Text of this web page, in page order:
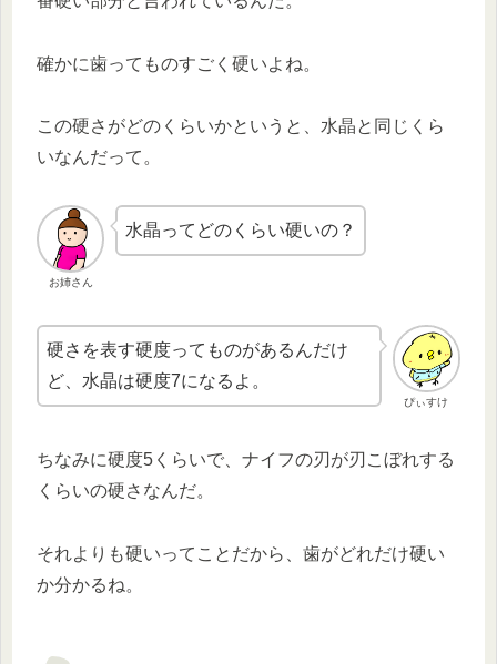
確かに歯ってものすごく硬いよね。
この硬さがどのくらいかというと、水晶と同じくら
いなんだって。
お姉さん
水晶ってどのくらい硬いの？
ぴぃすけ
硬さを表す硬度ってものがあるんだけ
ど、水晶は硬度7になるよ。
ちなみに硬度5くらいで、ナイフの刃が刃こぼれする
くらいの硬さなんだ。
それよりも硬いってことだから、歯がどれだけ硬い
か分かるね。